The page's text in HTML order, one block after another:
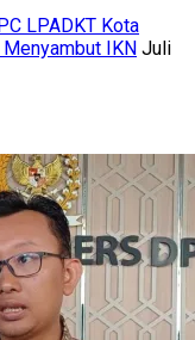
LPADKT Kota
Menyambut IKN Juli